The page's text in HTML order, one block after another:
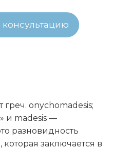
консультацию
onychomadesis;
и madesis —
разновидность
заключается в